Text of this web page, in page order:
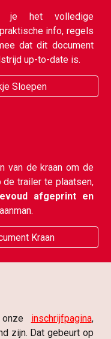
je het volledige
info, regels
dat dit document
up-to-date is.
Sloepen
van de kraan om de
trailer te plaatsen,
afgeprint en
Kraan
inschrijfpagina,
zijn. Dat gebeurt op